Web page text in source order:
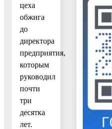
цеха
обжига
до
директора
предприятия,
которым
руководил
почти
три
десятка
лет.